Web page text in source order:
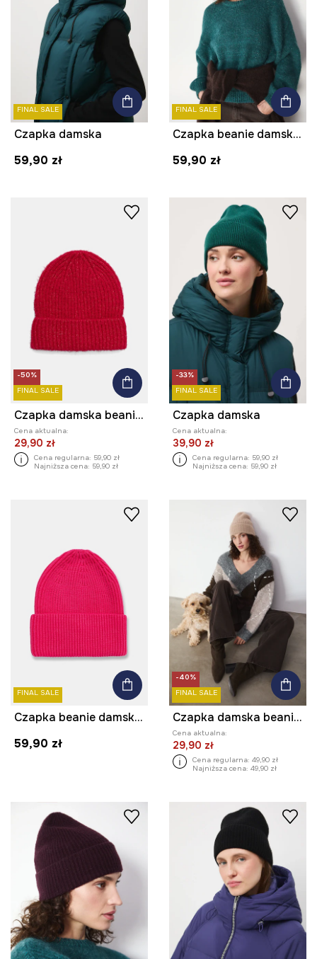
FINAL SALE
Czapka damska
59,90 zł
FINAL SALE
Czapka beanie damska z wiskozą
59,90 zł
-50%
FINAL SALE
Czapka damska beanie z domieszką wełny
Cena aktualna:
29,90 zł
Cena regularna: 59,90 zł
Najniższa cena: 59,90 zł
-33%
FINAL SALE
Czapka damska
Cena aktualna:
39,90 zł
Cena regularna: 59,90 zł
Najniższa cena: 59,90 zł
FINAL SALE
Czapka beanie damska z wiskozą
59,90 zł
-40%
FINAL SALE
Czapka damska beanie prążkowana
Cena aktualna:
29,90 zł
Cena regularna: 49,90 zł
Najniższa cena: 49,90 zł